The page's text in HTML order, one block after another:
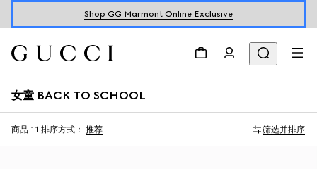
Shop GG Marmont Online Exclusive
女童 BACK TO SCHOOL
商品 11 排序方式： 推荐 筛选并排序